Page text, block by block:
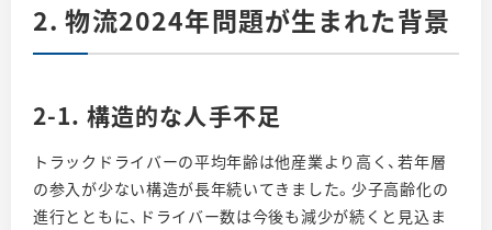
2. 物流2024年問題が生まれた背景
2-1. 構造的な人手不足
トラックドライバーの平均年齢は他産業より高く、若年層
の参入が少ない構造が長年続いてきました。少子高齢化の
進行とともに、ドライバー数は今後も減少が続くと見込ま